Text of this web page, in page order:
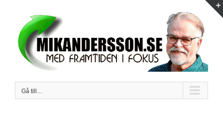
innehållet
Gå till…